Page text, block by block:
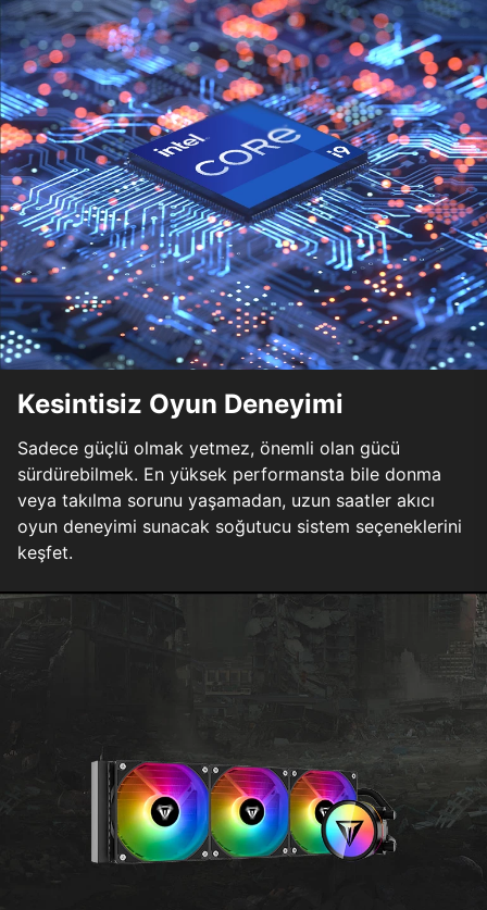
Kesintisiz Oyun Deneyimi
Sadece güçlü olmak yetmez, önemli olan gücü
sürdürebilmek. En yüksek performansta bile donma
veya takılma sorunu yaşamadan, uzun saatler akıcı
oyun deneyimi sunacak soğutucu sistem seçeneklerini
keşfet.